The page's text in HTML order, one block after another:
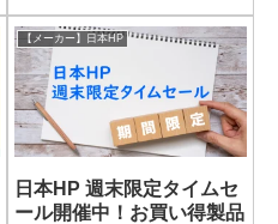
［2/16(月)12:59まで］
【メーカー】日本HP
日本HP 週末限定タイムセ
ール開催中！お買い得製品